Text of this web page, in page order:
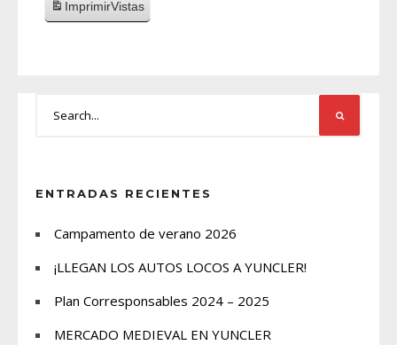
ImprimirVistas
ENTRADAS RECIENTES
Campamento de verano 2026
¡LLEGAN LOS AUTOS LOCOS A YUNCLER!
Plan Corresponsables 2024 – 2025
MERCADO MEDIEVAL EN YUNCLER